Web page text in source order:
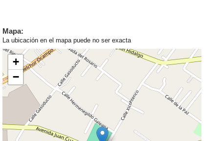
Mapa:
La ubicación en el mapa puede no ser exacta
+
−